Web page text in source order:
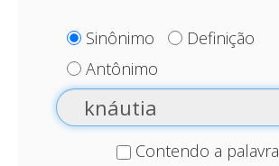
Sinônimo
Definição
Antônimo
Contendo a palavra